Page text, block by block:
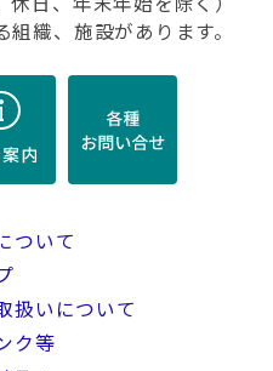
織、施設があります。
ついて
扱いについて
ク等